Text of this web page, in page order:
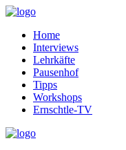
Home
Interviews
Lehrkäfte
Pausenhof
Tipps
Workshops
Ernschtle-TV